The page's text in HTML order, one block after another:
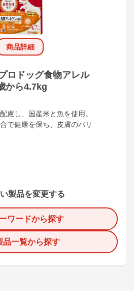
商品詳細
ロドッグ食物アレル
から4.7kg
慮し、国産米と魚を使用。
で健康を保ち、皮膚のバリ
製品を変更する
ワードから探す
品一覧から探す